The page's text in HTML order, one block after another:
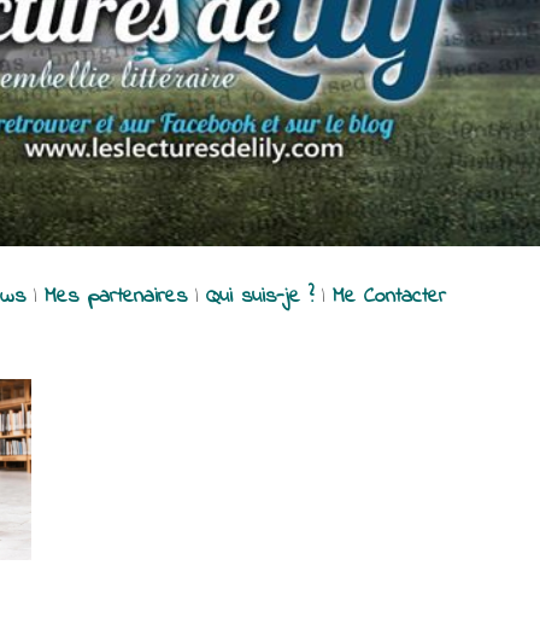
| Mes partenaires| Qui suis-je ?| Me Contacter